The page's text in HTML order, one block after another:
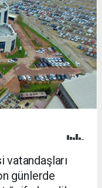
vatandaşları
günlerde